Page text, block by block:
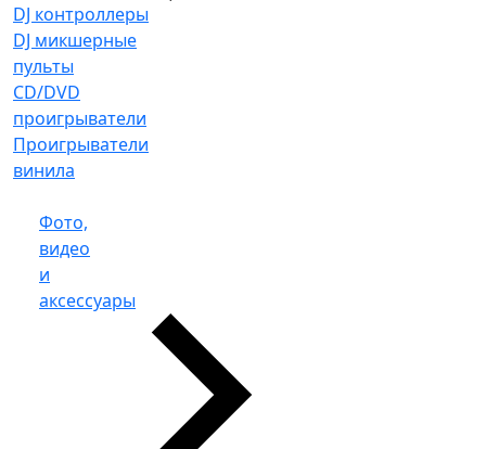
DJ контроллеры
DJ микшерные
пульты
CD/DVD
проигрыватели
Проигрыватели
винила
Фото,
видео
и
аксессуары